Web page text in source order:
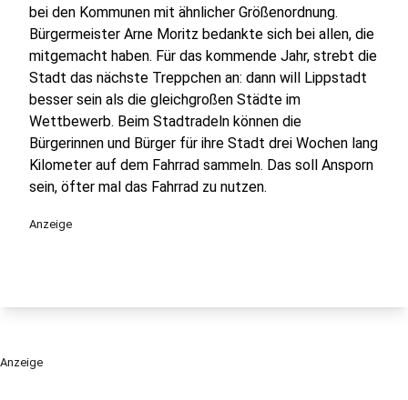
bei den Kommunen mit ähnlicher Größenordnung.
Bürgermeister Arne Moritz bedankte sich bei allen, die
mitgemacht haben. Für das kommende Jahr, strebt die
Stadt das nächste Treppchen an: dann will Lippstadt
besser sein als die gleichgroßen Städte im
Wettbewerb. Beim Stadtradeln können die
Bürgerinnen und Bürger für ihre Stadt drei Wochen lang
Kilometer auf dem Fahrrad sammeln. Das soll Ansporn
sein, öfter mal das Fahrrad zu nutzen.
Anzeige
Anzeige